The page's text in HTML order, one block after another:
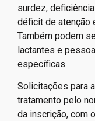
surdez,
déficit de atenção
Também podem
lactantes e
específicas.
Solicitações para
tratamento pelo
da inscrição, com